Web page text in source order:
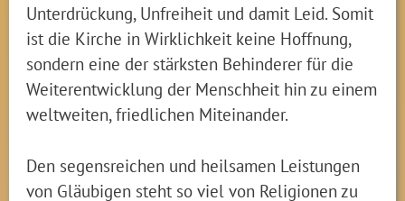
Unterdrückung, Unfreiheit und damit Leid. Somit
ist die Kirche in Wirklichkeit keine Hoffnung,
sondern eine der stärksten Behinderer für die
Weiterentwicklung der Menschheit hin zu einem
weltweiten, friedlichen Miteinander.
Den segensreichen und heilsamen Leistungen
von Gläubigen steht so viel von Religionen zu